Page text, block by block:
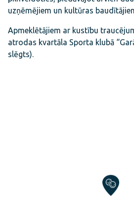
uzņēmējiem un kultūras
Apmeklētājiem ar kustību
atrodas kvartāla Sporta klubā
slēgts).